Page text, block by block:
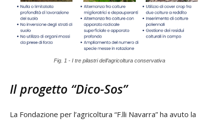
Fig. 1 - I tre pilastri dell’agricoltura conservativa
Il progetto “Dico-Sos”
La Fondazione per l’agricoltura “F.lli Navarra” ha avuto la